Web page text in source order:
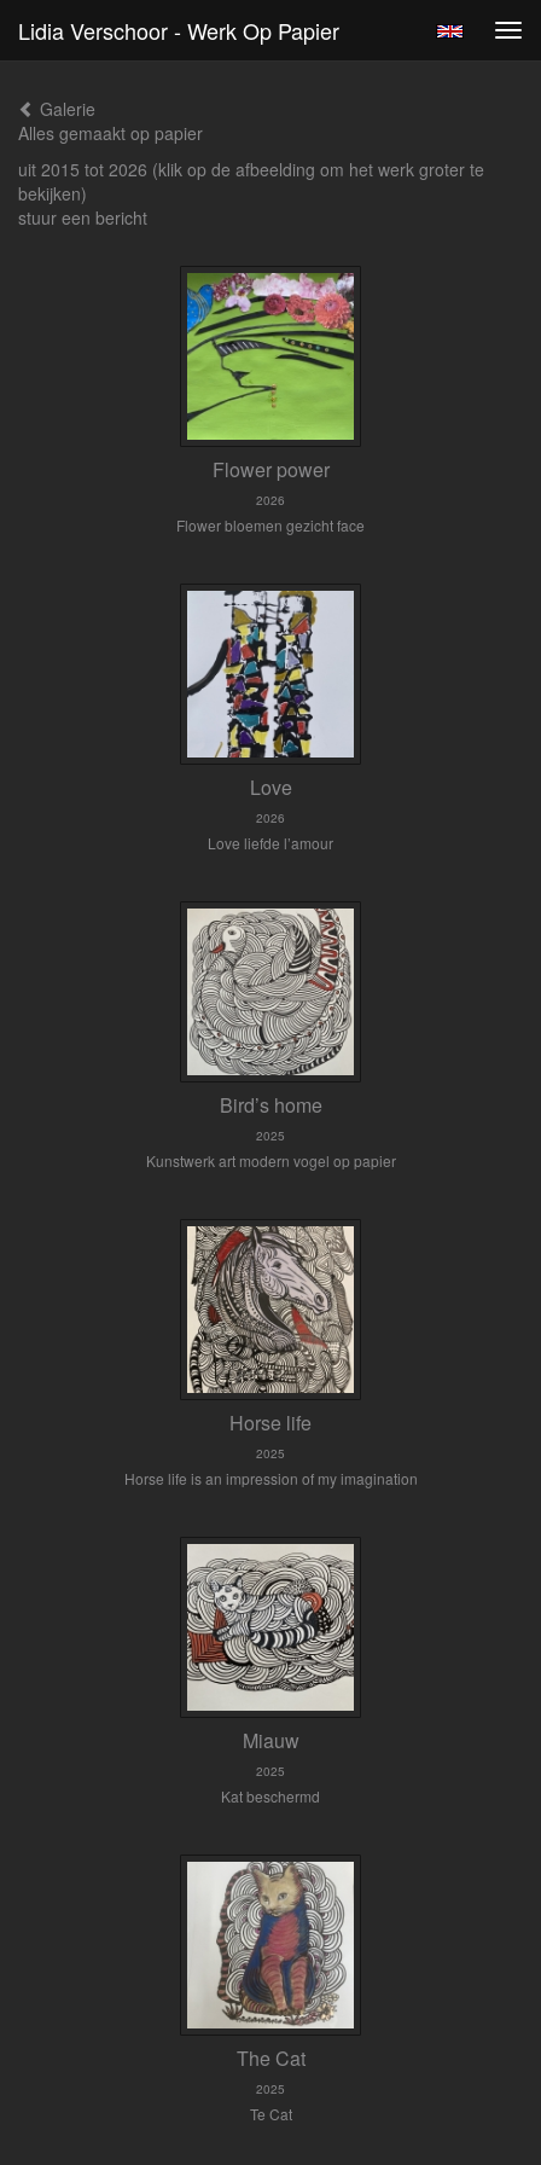
Lidia Verschoor - Werk Op Papier
Galerie
Alles gemaakt op papier
uit 2015 tot 2026 (klik op de afbeelding om het werk groter te
bekijken)
stuur een bericht
Flower power
2026
Flower bloemen gezicht face
Love
2026
Love liefde l’amour
Bird’s home
2025
Kunstwerk art modern vogel op papier
Horse life
2025
Horse life is an impression of my imagination
Miauw
2025
Kat beschermd
The Cat
2025
Te Cat